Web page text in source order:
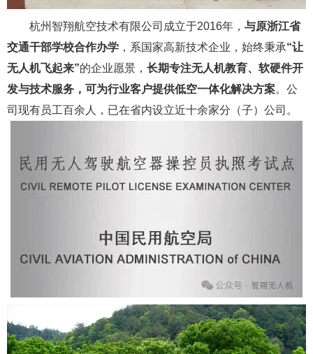
杭州智翔航空技术有限公司成立于2016年， 与原浙江省
交通干部学校合作办学 ，系国家高新技术企业，始终秉承“让
无人机飞起来”的企业愿景， 长期专注无人机教育、软硬件开
发与技术服务，可为行业客户提供低空一体化解决方案。公
司现有员工百余人，已在省内设立近十余家分（子）公司。